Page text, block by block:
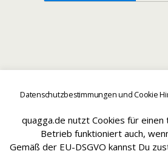
Datenschutzbestimmungen und Cookie
quagga.de nutzt Cookies für einen
Betrieb funktioniert auch,
Gemäß der EU-DSGVO kannst Du